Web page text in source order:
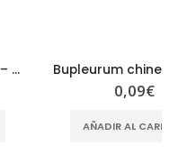
Bupleurum chinense – Radix Bupleuri – CHAI HU
AÑADIR AL CARRITO